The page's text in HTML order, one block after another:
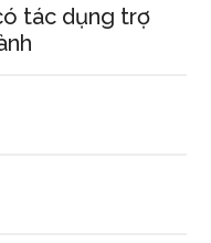
tác dụng trợ